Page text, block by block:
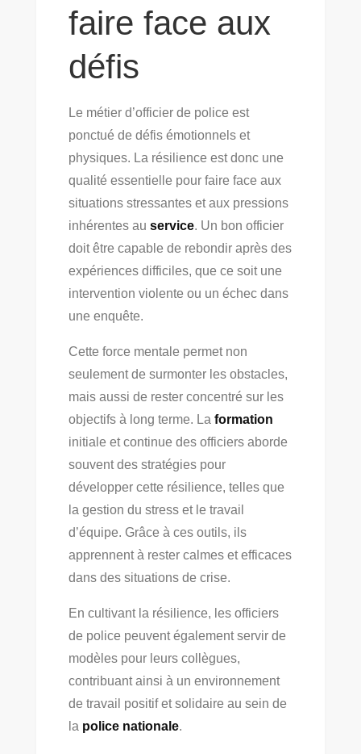
faire face aux
défis
Le métier d’officier de police est
ponctué de défis émotionnels et
physiques. La résilience est donc une
qualité essentielle pour faire face aux
situations stressantes et aux pressions
inhérentes au service. Un bon officier
doit être capable de rebondir après des
expériences difficiles, que ce soit une
intervention violente ou un échec dans
une enquête.
Cette force mentale permet non
seulement de surmonter les obstacles,
mais aussi de rester concentré sur les
objectifs à long terme. La formation
initiale et continue des officiers aborde
souvent des stratégies pour
développer cette résilience, telles que
la gestion du stress et le travail
d’équipe. Grâce à ces outils, ils
apprennent à rester calmes et efficaces
dans des situations de crise.
En cultivant la résilience, les officiers
de police peuvent également servir de
modèles pour leurs collègues,
contribuant ainsi à un environnement
de travail positif et solidaire au sein de
la police nationale.